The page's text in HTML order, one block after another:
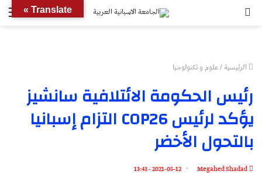
الرئيسية/علوم و تكنولوجيا
رئيس الحكومة الائتلافية سانشيز
يؤكد لرئيس COP26 التزام إسبانيا
بالتحول الأخضر
Megahed Shadad
2021-05-12 - 13:43
Translate »